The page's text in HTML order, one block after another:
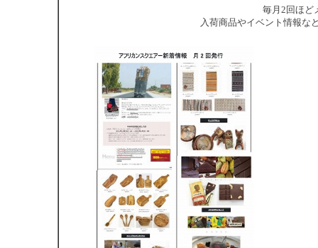
毎月2回ほど
入荷商品やイベント情報な